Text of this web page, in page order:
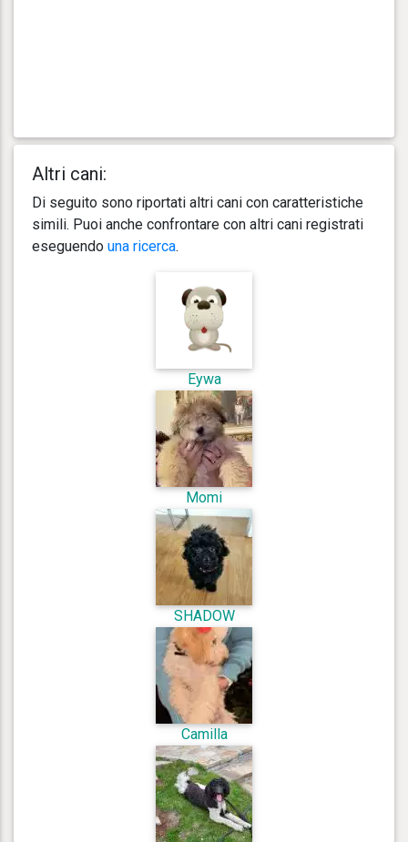
Altri cani:
Di seguito sono riportati altri cani con caratteristiche
simili. Puoi anche confrontare con altri cani registrati
eseguendo una ricerca.
Eywa
Momi
SHADOW
Camilla